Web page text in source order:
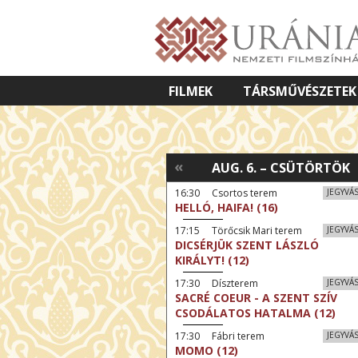
FILMEK TÁRSMŰVÉSZETEK
VETÍTETT KÉPES ELŐADÁSOK
AUG. 6. – CSÜTÖRTÖK
«
16:30 Csortos terem
HELLÓ, HAIFA! (16)
17:15 Törőcsik Mari terem
DICSÉRJÜK SZENT LÁSZLÓ
KIRÁLYT! (12)
17:30 Díszterem
SACRÉ COEUR - A SZENT SZÍV
CSODÁLATOS HATALMA (12)
17:30 Fábri terem
MOMO (12)